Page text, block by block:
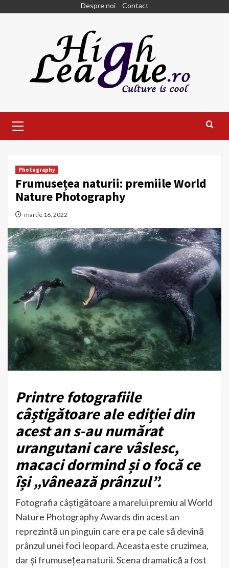
Despre noi Contact
Menu
Photography
Frumusețea naturii: premiile World
Nature Photography
martie 16, 2022
Printre fotografiile
câștigătoare ale ediției din
acest an s-au numărat
urangutani care vâslesc,
macaci dormind și o focă ce
își „vânează prânzul”.
Fotografia câștigătoare a marelui premiu al World
Nature Photography Awards din acest an
reprezintă un pinguin care era pe cale să devină
prânzul unei foci leopard. Aceasta este cruzimea,
dar și frumusețea naturii. Scena dramatică a fost